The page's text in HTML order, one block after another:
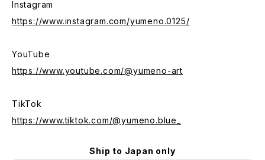
Instagram
https://www.instagram.com/yumeno.0125/
YouTube
https://www.youtube.com/@yumeno-art
TikTok
https://www.tiktok.com/@yumeno.blue_
Ship to Japan only